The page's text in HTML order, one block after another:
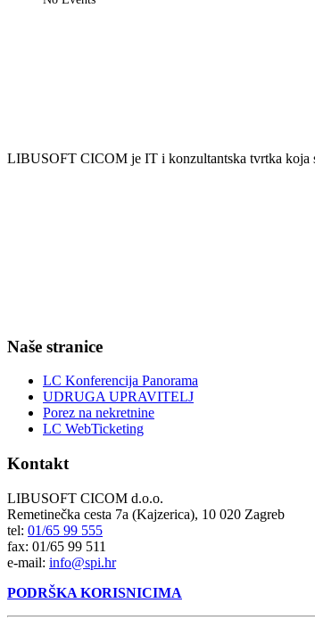
LIBUSOFT CICOM je IT i konzultantska tvrtka koja
Naše stranice
LC Konferencija Panorama
UDRUGA UPRAVITELJ
Porez na nekretnine
LC WebTicketing
Kontakt
LIBUSOFT CICOM d.o.o.
Remetinečka cesta 7a (Kajzerica), 10 020 Zagreb
tel: 01/65 99 555
fax: 01/65 99 511
e-mail: info@spi.hr
PODRŠKA KORISNICIMA